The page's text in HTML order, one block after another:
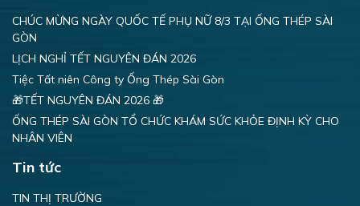
CHÚC MỪNG NGÀY QUỐC TẾ PHỤ NỮ 8/3 TẠI ỐNG THÉP SÀI
GÒN
LỊCH NGHỈ TẾT NGUYÊN ĐÁN 2026
Tiệc Tất niên Công ty Ống Thép Sài Gòn
🎁TẾT NGUYÊN ĐÁN 2026 🎁
ỐNG THÉP SÀI GÒN TỔ CHỨC KHÁM SỨC KHỎE ĐỊNH KỲ CHO
NHÂN VIÊN
Tin tức
TIN THỊ TRƯỜNG